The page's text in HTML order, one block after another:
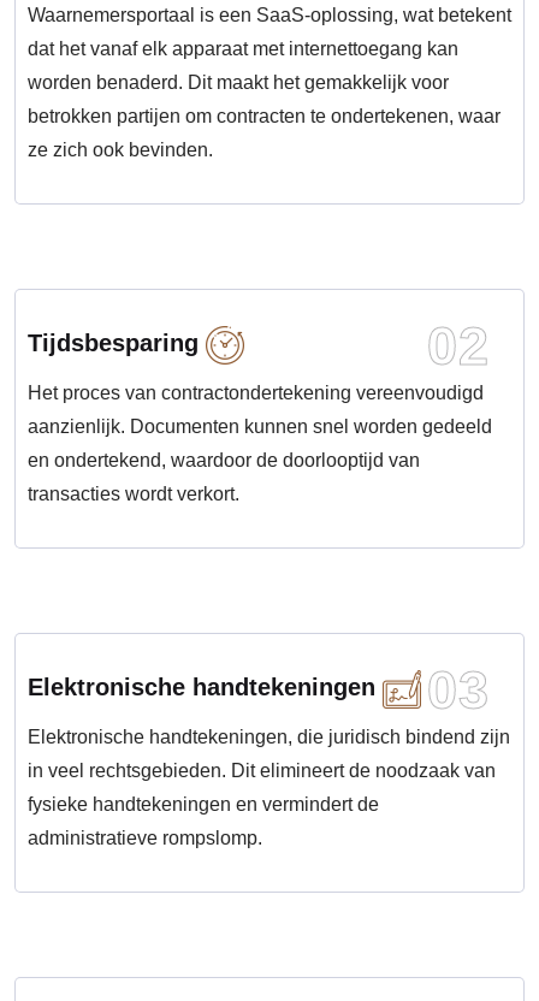
Waarnemersportaal is een SaaS-oplossing, wat betekent
dat het vanaf elk apparaat met internettoegang kan
worden benaderd. Dit maakt het gemakkelijk voor
betrokken partijen om contracten te ondertekenen, waar
ze zich ook bevinden.
02
Tijdsbesparing
Het proces van contractondertekening vereenvoudigd
aanzienlijk. Documenten kunnen snel worden gedeeld
en ondertekend, waardoor de doorlooptijd van
transacties wordt verkort.
03
Elektronische handtekeningen
Elektronische handtekeningen, die juridisch bindend zijn
in veel rechtsgebieden. Dit elimineert de noodzaak van
fysieke handtekeningen en vermindert de
administratieve rompslomp.